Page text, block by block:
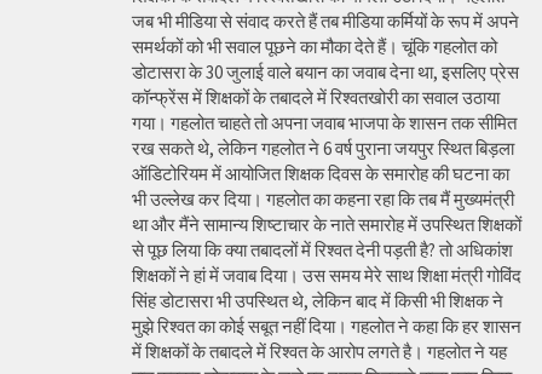
जब भी मीडिया से संवाद करते हैं तब मीडिया कर्मियों के रूप में अपने
समर्थकों को भी सवाल पूछने का मौका देते हैं। चूंकि गहलोत को
डोटासरा के 30 जुलाई वाले बयान का जवाब देना था, इसलिए प्रेस
कॉन्फ्रेंस में शिक्षकों के तबादले में रिश्वतखोरी का सवाल उठाया
गया। गहलोत चाहते तो अपना जवाब भाजपा के शासन तक सीमित
रख सकते थे, लेकिन गहलोत ने 6 वर्ष पुराना जयपुर स्थित बिड़ला
ऑडिटोरियम में आयोजित शिक्षक दिवस के समारोह की घटना का
भी उल्लेख कर दिया। गहलोत का कहना रहा कि तब मैं मुख्यमंत्री
था और मैंने सामान्य शिष्टाचार के नाते समारोह में उपस्थित शिक्षकों
से पूछ लिया कि क्या तबादलों में रिश्वत देनी पड़ती है? तो अधिकांश
शिक्षकों ने हां में जवाब दिया। उस समय मेरे साथ शिक्षा मंत्री गोविंद
सिंह डोटासरा भी उपस्थित थे, लेकिन बाद में किसी भी शिक्षक ने
मुझे रिश्वत का कोई सबूत नहीं दिया। गहलोत ने कहा कि हर शासन
में शिक्षकों के तबादले में रिश्वत के आरोप लगते है। गहलोत ने यह